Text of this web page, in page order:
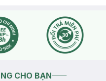
CHO BẠN